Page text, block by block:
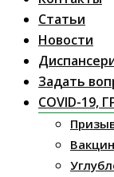
Статьи
Новости
Задать
COVID-19,